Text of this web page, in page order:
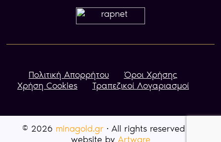
Πολιτική Απορρήτου
Όροι Χρήσης
Χρήση Cookies
Τραπεζικοί Λογαριασμοί
© 2026 minagold.gr · All rights reserved · A
website by Artware